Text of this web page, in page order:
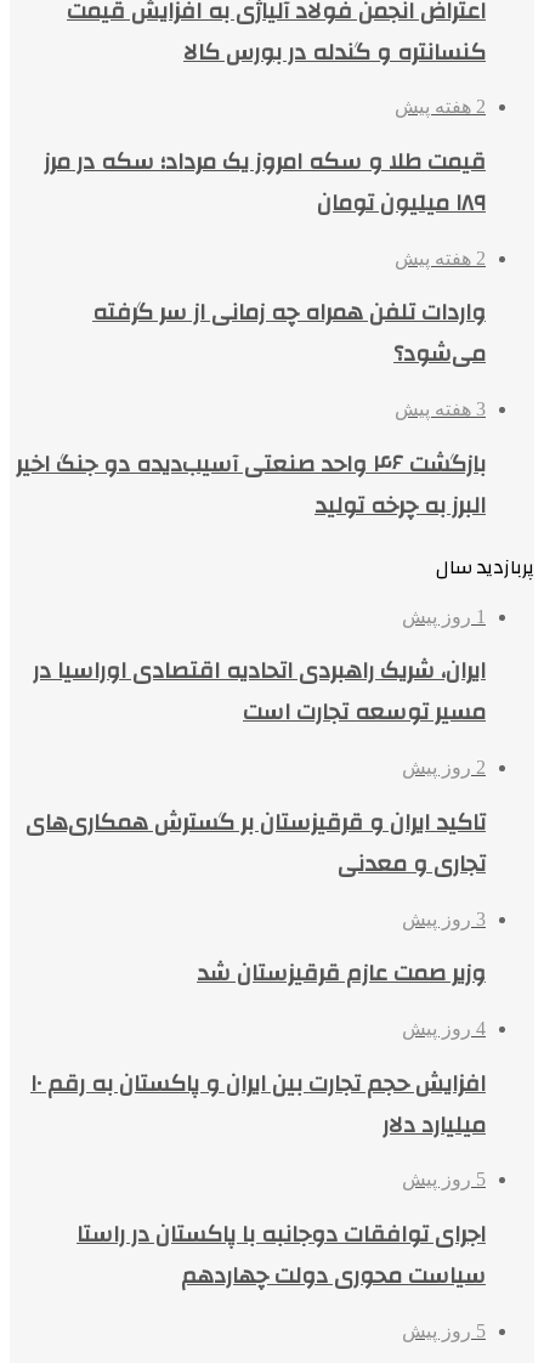
اعتراض انجمن فولاد آلیاژی به افزایش قیمت
کنسانتره و گندله در بورس کالا
2 هفته پیش
قیمت طلا و سکه امروز یک مرداد؛ سکه در مرز
۱۸۹ میلیون تومان
2 هفته پیش
واردات تلفن همراه چه زمانی از سر گرفته
می‌شود؟
3 هفته پیش
بازگشت ۴۶ واحد صنعتی آسیب‌دیده دو جنگ اخیر
البرز به چرخه تولید
پربازدید سال
1 روز پیش
ایران، شریک راهبردی اتحادیه اقتصادی اوراسیا در
مسیر توسعه تجارت است
2 روز پیش
تاکید ایران و قرقیزستان بر گسترش همکاری‌های
تجاری و معدنی
3 روز پیش
وزیر صمت عازم قرقیزستان شد
4 روز پیش
افزایش حجم تجارت بین ایران و پاکستان به رقم ۱۰
میلیارد دلار
5 روز پیش
اجرای توافقات دوجانبه با پاکستان در راستا
سیاست محوری دولت چهاردهم
5 روز پیش